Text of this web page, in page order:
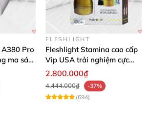
Pro
ma sát
FLESHLIGHT
Fleshlight Stamina cao cấp
Vip USA trải nghiệm cực
khoái mãnh liệt
2.800.000₫
4.444.000₫
-37%
(694)